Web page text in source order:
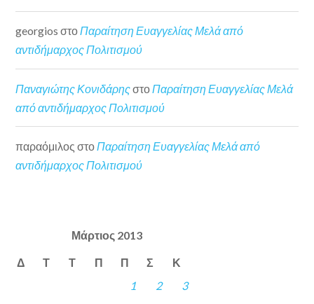
georgios στοΠαραίτηση Ευαγγελίας Μελά από
αντιδήμαρχος Πολιτισμού
Παναγιώτης Κονιδάρηςστο Παραίτηση Ευαγγελίας Μελά
από αντιδήμαρχος Πολιτισμού
παραόμιλος στοΠαραίτηση Ευαγγελίας Μελά από
αντιδήμαρχος Πολιτισμού
Μάρτιος 2013
Δ Τ Τ Π Π Σ Κ
1 2
3